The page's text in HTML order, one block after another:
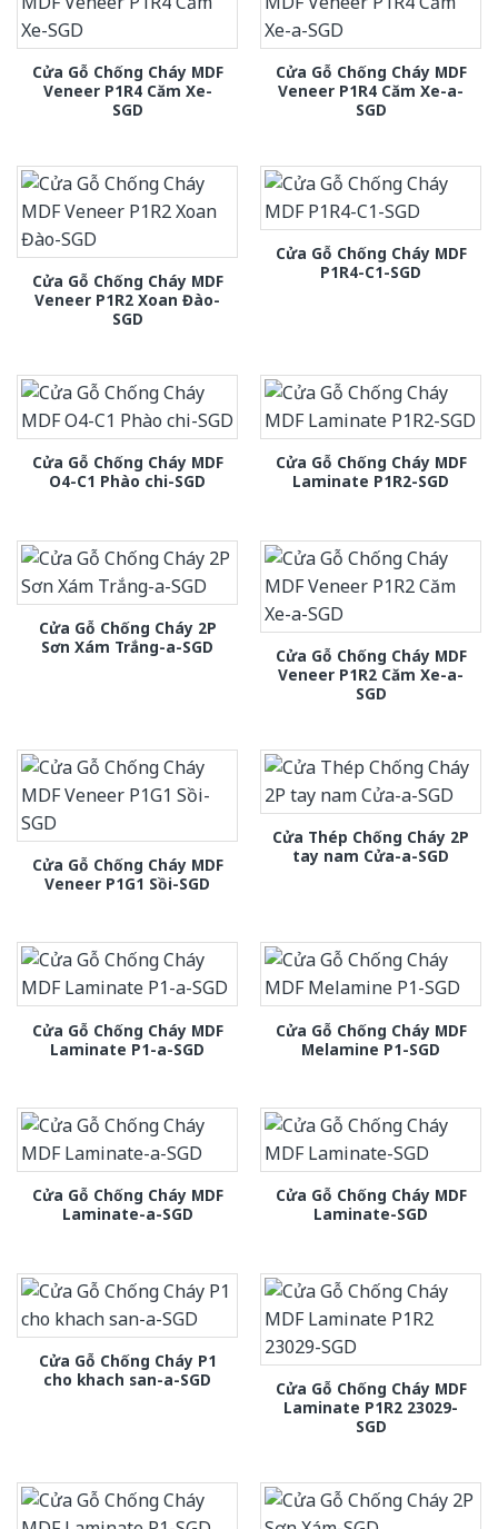
Cửa Gỗ Chống Cháy MDF
Veneer P1R4 Căm Xe-
SGD
Cửa Gỗ Chống Cháy MDF
Veneer P1R4 Căm Xe-a-
SGD
Cửa Gỗ Chống Cháy MDF
Veneer P1R2 Xoan Đào-
SGD
Cửa Gỗ Chống Cháy MDF
P1R4-C1-SGD
Cửa Gỗ Chống Cháy MDF
O4-C1 Phào chi-SGD
Cửa Gỗ Chống Cháy MDF
Laminate P1R2-SGD
Cửa Gỗ Chống Cháy 2P
Sơn Xám Trắng-a-SGD
Cửa Gỗ Chống Cháy MDF
Veneer P1R2 Căm Xe-a-
SGD
Cửa Gỗ Chống Cháy MDF
Veneer P1G1 Sồi-SGD
Cửa Thép Chống Cháy 2P
tay nam Cửa-a-SGD
Cửa Gỗ Chống Cháy MDF
Laminate P1-a-SGD
Cửa Gỗ Chống Cháy MDF
Melamine P1-SGD
Cửa Gỗ Chống Cháy MDF
Laminate-a-SGD
Cửa Gỗ Chống Cháy MDF
Laminate-SGD
Cửa Gỗ Chống Cháy P1
cho khach san-a-SGD
Cửa Gỗ Chống Cháy MDF
Laminate P1R2 23029-
SGD